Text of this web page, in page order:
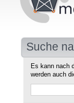
Suche
Es kann nach
werden auch